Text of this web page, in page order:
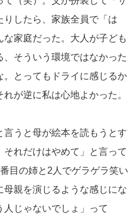
りしたら、家族全員で「は
家庭だった。大人が子ども
そういう環境ではなかった
。とってもドライに感じるか
が逆に私は心地よかった。
うと母が絵本を読もうとす
れだけはやめて」と言って
目の姉と2人でゲラゲラ笑い
親を演じるような感じにな
人じゃないでしょ」って